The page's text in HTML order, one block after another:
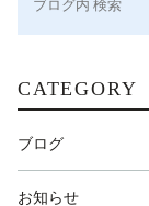
CATEGORY
ブログ
お知らせ